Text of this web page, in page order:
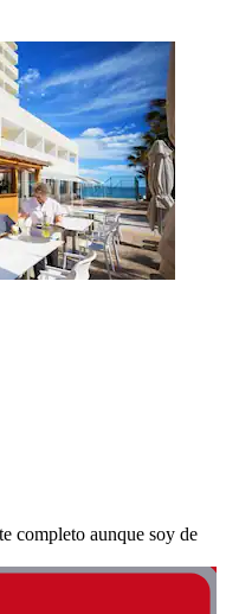
completo aunque soy de